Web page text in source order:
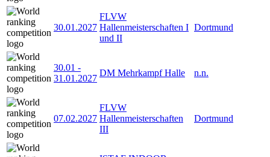
30.01.2027
FLVW
Hallenmeisterschaften I
und II
Dortmund
30.01 -
31.01.2027
DM Mehrkampf Halle n.n.
07.02.2027
FLVW
Hallenmeisterschaften
III
Dortmund